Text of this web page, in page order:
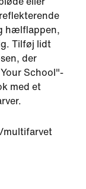
hælflappen,
Tilføj lidt
der
School"-
med et
multifarvet